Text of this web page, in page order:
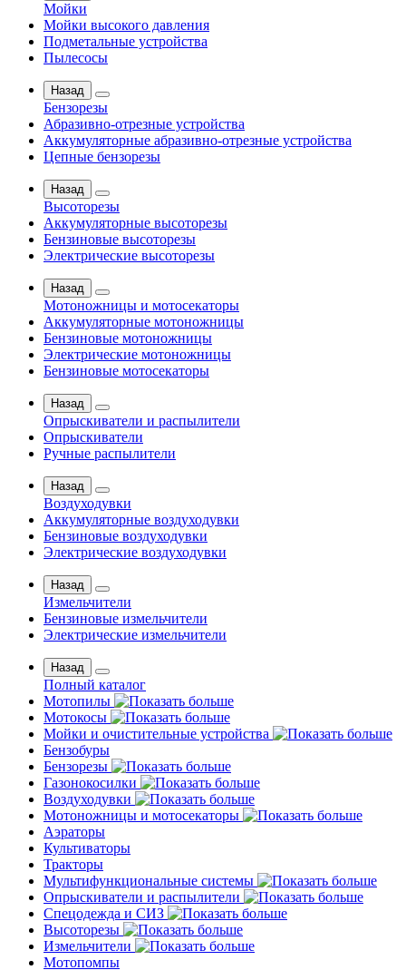
Мойки
Мойки высокого давления
Подметальные устройства
Пылесосы
Назад
Бензорезы
Абразивно-отрезные устройства
Аккумуляторные абразивно-отрезные устройства
Цепные бензорезы
Назад
Высоторезы
Аккумуляторные высоторезы
Бензиновые высоторезы
Электрические высоторезы
Назад
Мотоножницы и мотосекаторы
Аккумуляторные мотоножницы
Бензиновые мотоножницы
Электрические мотоножницы
Бензиновые мотосекаторы
Назад
Опрыскиватели и распылители
Опрыскиватели
Ручные распылители
Назад
Воздуходувки
Аккумуляторные воздуходувки
Бензиновые воздуходувки
Электрические воздуходувки
Назад
Измельчители
Бензиновые измельчители
Электрические измельчители
Назад
Полный каталог
Мотопилы
Мотокосы
Мойки и очистительные устройства
Бензобуры
Бензорезы
Газонокосилки
Воздуходувки
Мотоножницы и мотосекаторы
Аэраторы
Культиваторы
Тракторы
Мультифункциональные системы
Опрыскиватели и распылители
Спецодежда и СИЗ
Высоторезы
Измельчители
Мотопомпы